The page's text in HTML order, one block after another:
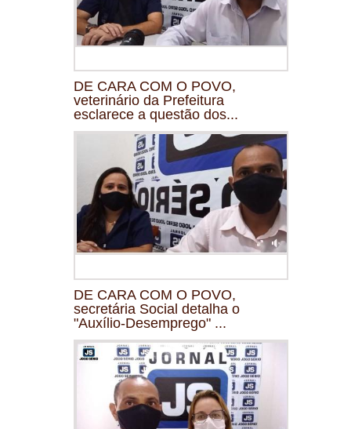
DE CARA COM O POVO,
veterinário da Prefeitura
esclarece a questão dos...
DE CARA COM O POVO,
secretária Social detalha o
"Auxílio-Desemprego" ...